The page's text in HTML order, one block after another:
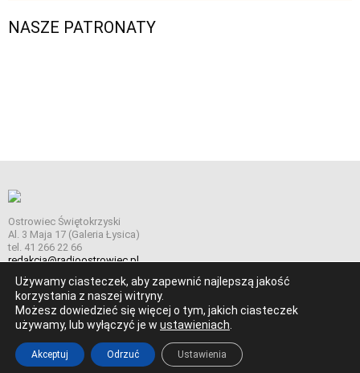
NASZE PATRONATY
Ostrowiec Świętokrzyski
Al. 3 Maja 17 (Galeria Łysica)
tel. 41 266 22 66
redakcja@radioostrowiec.pl
© Wszelkie prawa zastrzeżone. Radio Ostrowiec 2026 Radio
Ostrowiec.
Stworzone z
Używamy ciasteczek, aby zapewnić najlepszą jakość
korzystania z naszej witryny.
Możesz dowiedzieć się więcej o tym, jakich ciasteczek
używamy, lub wyłączyć je w ustawieniach
Akceptuj Odrzuć Ustawienia